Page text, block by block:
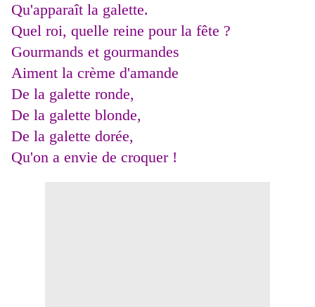
Qu'apparaît la galette.
Quel roi, quelle reine pour la fête ?
Gourmands et gourmandes
Aiment la crème d'amande
De la galette ronde,
De la galette blonde,
De la galette dorée,
Qu'on a envie de croquer !